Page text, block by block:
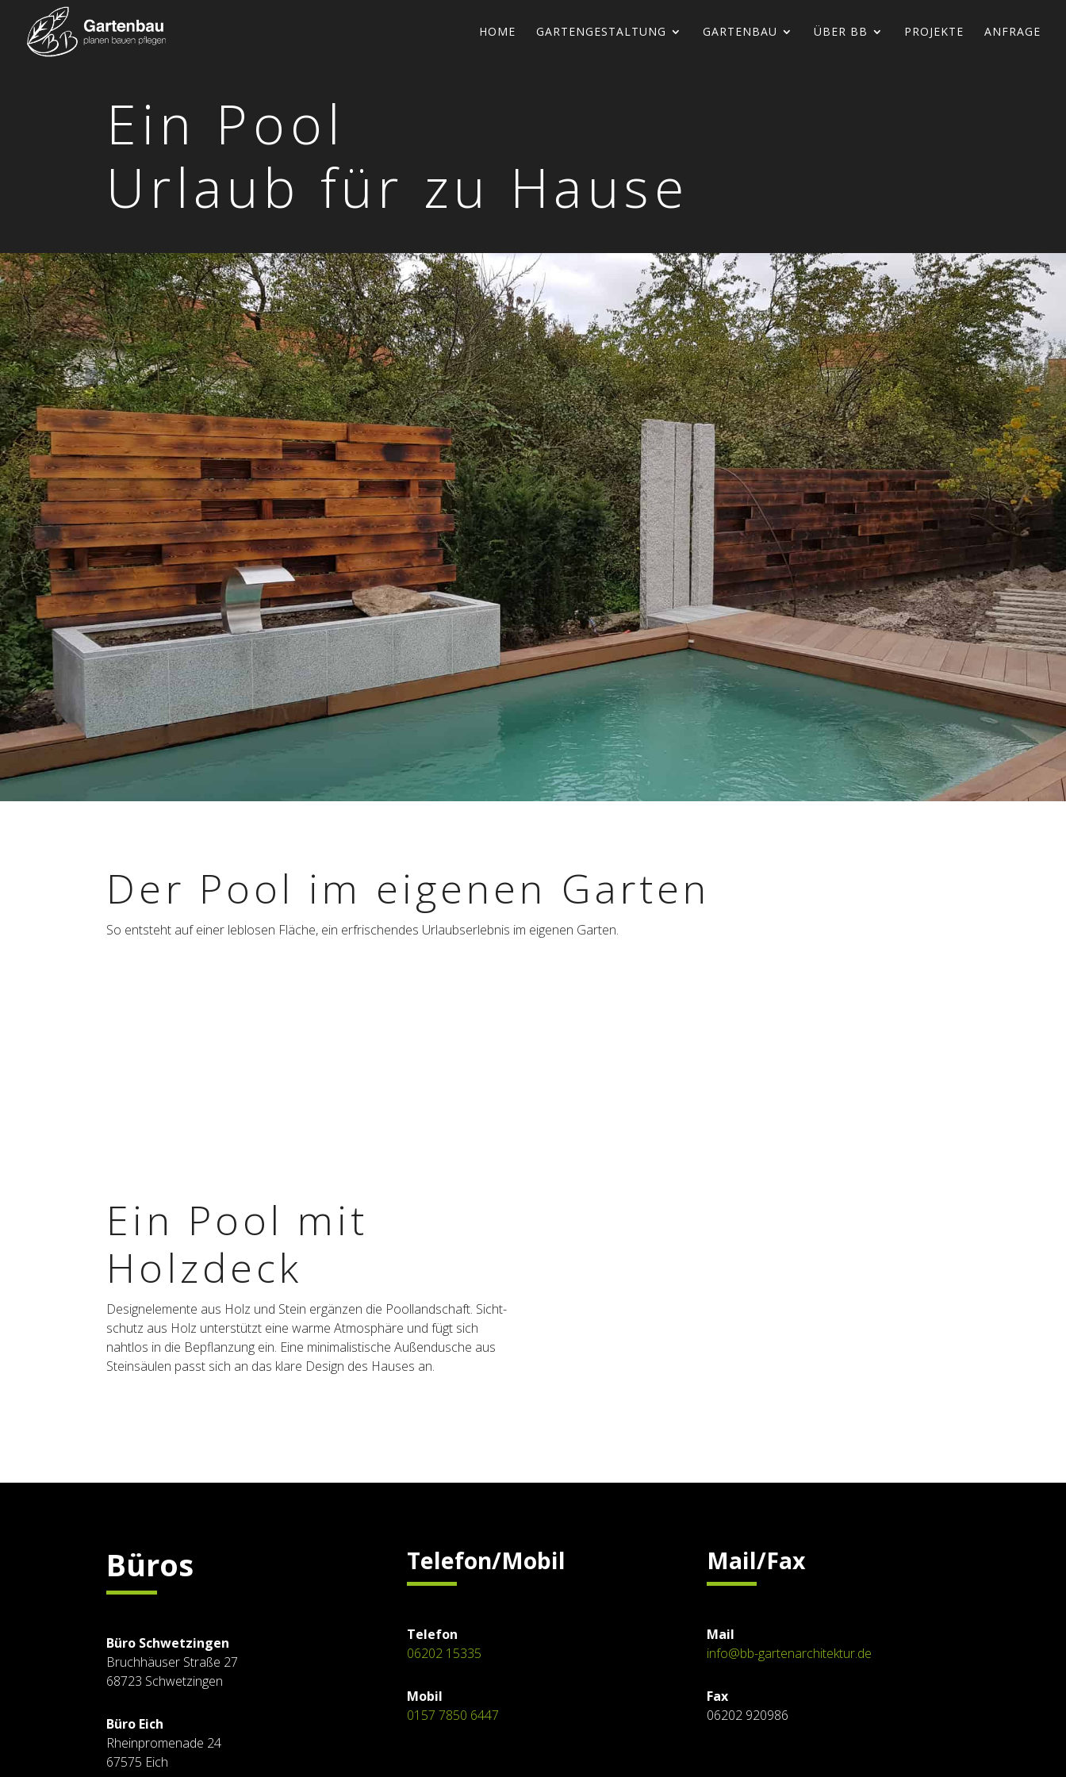
HOME GARTEN­GE­STAL­TUNG GARTEN­BAU ÜBER BB PROJEKTE ANFRAGE
Ein Pool
Urlaub für zu Hause
Der Pool im eige­nen Garten
So entsteht auf einer leblo­sen Fläche, ein erfri­schen­des Urlaubs­er­leb­nis im eige­nen Garten.
Ein Pool mit
Holzdeck
Design­ele­mente aus Holz und Stein ergän­zen die Pool­land­schaft. Sicht­
schutz aus Holz unter­stützt eine warme Atmo­sphäre und fügt sich
naht­los in die Bepflan­zung ein. Eine mini­ma­lis­ti­sche Außen­du­sche aus
Stein­säu­len passt sich an das klare Design des Hauses an.
Büros
Büro Schwetzingen
Bruchhäuser Straße 27
68723 Schwetzingen
Büro Eich
Rheinpromenade 24
67575 Eich
Telefon/Mobil
Telefon
06202 15335
Mobil
0157 7850 6447
Mail/Fax
Mail
info@bb-gartenarchitektur.de
Fax
06202 920986